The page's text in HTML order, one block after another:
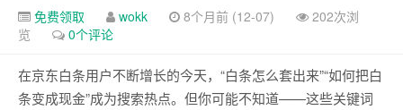
免费领取 wokk 8个月前 (12-07)
202次浏
览
0个评论
在京东白条用户不断增长的今天，“白条怎么套出来”“如何把白
条变成现金”成为搜索热点。但你可能不知道——这些关键词